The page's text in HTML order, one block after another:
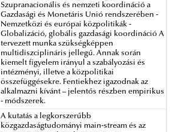
Szupranacionális és nemzeti koordináció a
Gazdasági és Monetáris Unió rendszerében -
Nemzetközi és európai közpolitikák -
Globalizáció, globális gazdasági koordináció A
tervezett munka szükségképpen
multidiszciplináris jellegű. Annak során
kiemelt figyelem irányul a szabályozási és
intézményi, illetve a közpolitikai
összefüggésekre. Fentiekhez igazodnak az
alkalmazni kívánt – jelentős részben empirikus
- módszerek.
A kutatás a legkorszerűbb
közgazdaságtudományi main-stream és az